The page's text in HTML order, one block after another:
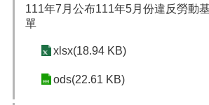
111年7月公布111年5月份違反勞動
單
xlsx(18.94 KB)
ods(22.61 KB)